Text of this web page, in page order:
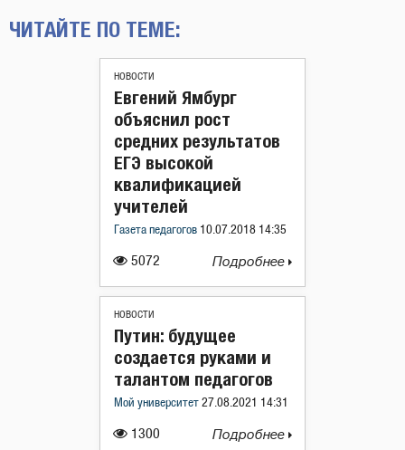
ЧИТАЙТЕ ПО ТЕМЕ:
НОВОСТИ
5072
Евгений Ямбург
объяснил рост
средних результатов
ЕГЭ высокой
квалификацией
учителей
Газета педагогов 10.07.2018 14:35
Подробнее
НОВОСТИ
1300
Путин: будущее
создается руками и
талантом педагогов
Мой университет 27.08.2021 14:31
Подробнее